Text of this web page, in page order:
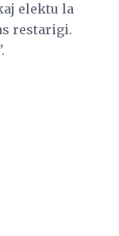
elektu la
restarigi.